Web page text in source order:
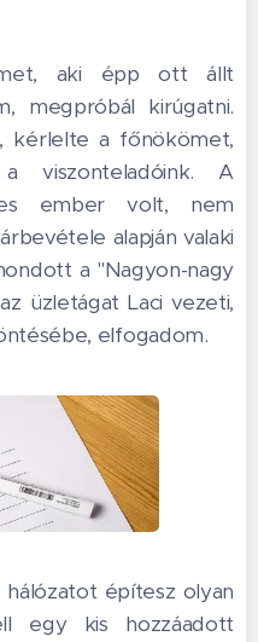
aki épp ott állt
megpróbál kirúgatni.
kérlelte a főnökömet,
viszonteladóink. A
ember volt, nem
alapján valaki
a "Nagyon-nagy
üzletágat Laci vezeti,
elfogadom.
hálózatot építesz olyan
egy kis hozzáadott